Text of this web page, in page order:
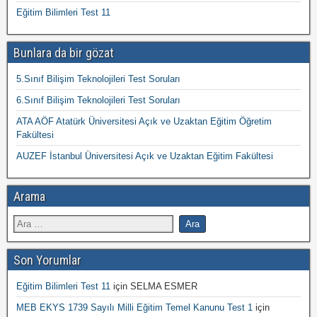
Eğitim Bilimleri Test 11
Bunlara da bir gözat
5.Sınıf Bilişim Teknolojileri Test Soruları
6.Sınıf Bilişim Teknolojileri Test Soruları
ATA AÖF Atatürk Üniversitesi Açık ve Uzaktan Eğitim Öğretim
Fakültesi
AUZEF İstanbul Üniversitesi Açık ve Uzaktan Eğitim Fakültesi
Arama
Son Yorumlar
Eğitim Bilimleri Test 11 için SELMA ESMER
MEB EKYS 1739 Sayılı Milli Eğitim Temel Kanunu Test 1 için